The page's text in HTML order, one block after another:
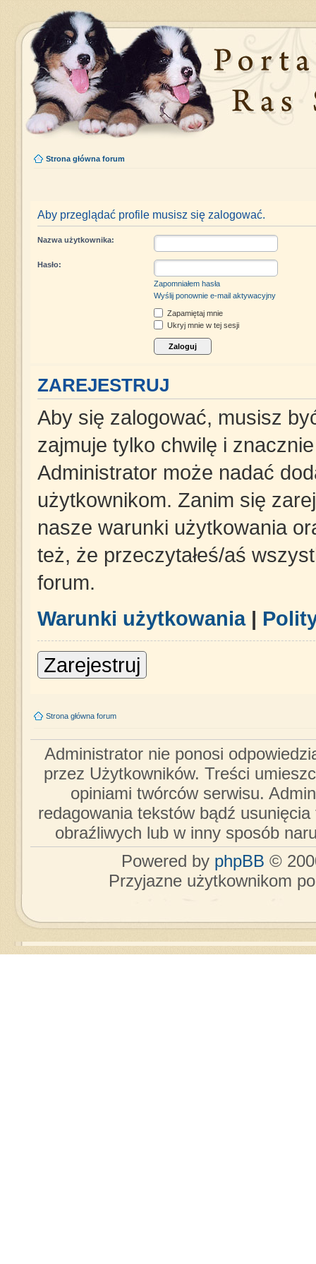
Strona główna forum
Aby przeglądać profile musisz się zalogować.
Nazwa użytkownika:
Hasło:
Zapomniałem hasła
Wyślij ponownie e-mail aktywacyjny
Zapamiętaj mnie
Ukryj mnie w tej sesji
ZAREJESTRUJ
Aby się zalogować, musisz
zajmuje tylko chwilę i
Administrator może nadać
użytkownikom. Zanim się
nasze warunki użytkowania
też, że przeczytałeś/aś
forum.
Warunki użytkowania|
Zarejestruj
Strona główna forum
Administrator nie ponosi
przez Użytkowników. Treści
opiniami twórców serwisu.
redagowania tekstów bądź
obraźliwych lub w inny sposób
Powered by phpBB ©
Przyjazne użytkownikom